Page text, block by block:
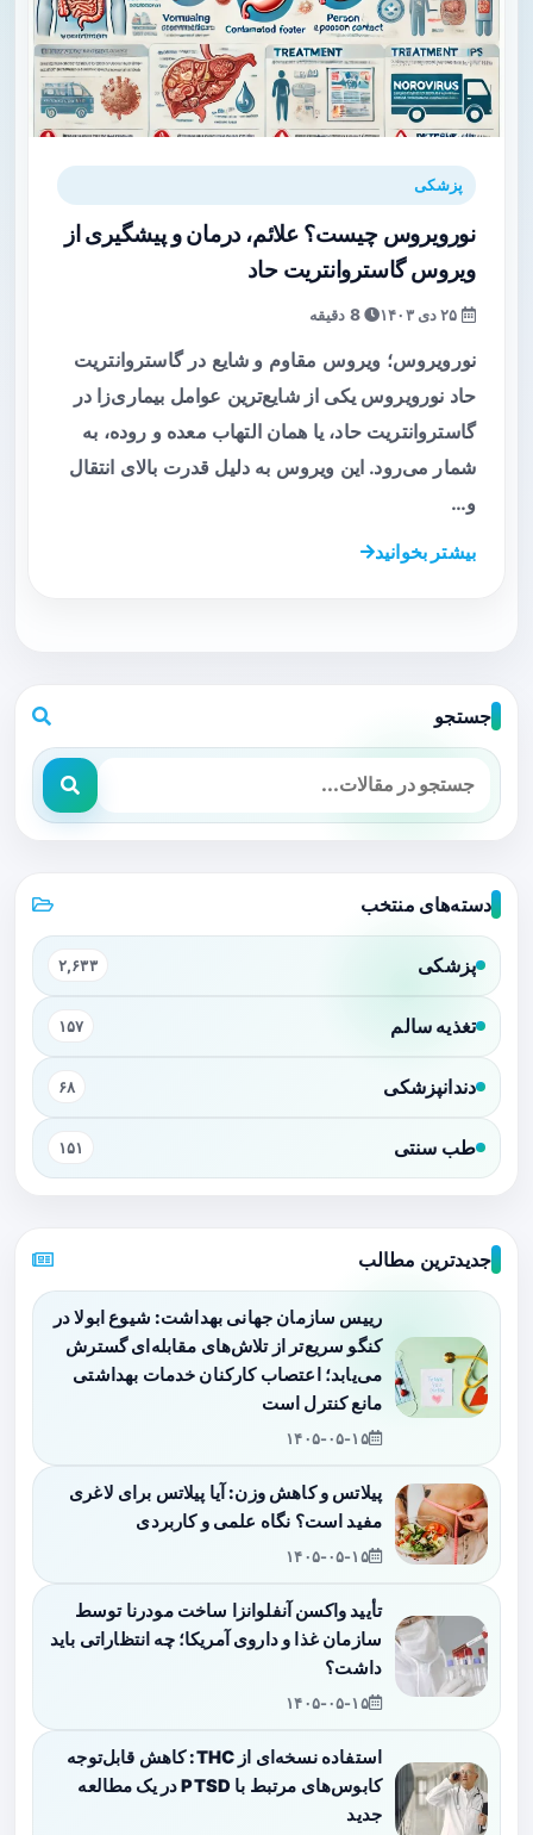
پزشکی
نورویروس چیست؟ علائم، درمان و پیشگیری از
ویروس گاستروانتریت حاد
8 دقیقه
نورویروس؛ ویروس مقاوم و شایع در گاستروانتریت
حاد نورویروس یکی از شایع‌ترین عوامل بیماری‌زا در
گاستروانتریت حاد، یا همان التهاب معده و روده، به
شمار می‌رود. این ویروس به دلیل قدرت بالای انتقال
و…
بیشتر بخوانید
جستجو
دسته‌های منتخب
پزشکی ۲,۶۳۳
تغذیه سالم ۱۵۷
دندانپزشکی ۶۸
طب سنتی ۱۵۱
جدیدترین مطالب
رییس سازمان جهانی بهداشت: شیوع ابولا در
کنگو سریع‌تر از تلاش‌های مقابله‌ای گسترش
می‌یابد؛ اعتصاب کارکنان خدمات بهداشتی
مانع کنترل است
۱۴۰۵-۰۵-۱۵
پیلاتس و کاهش وزن: آیا پیلاتس برای لاغری
مفید است؟ نگاه علمی و کاربردی
۱۴۰۵-۰۵-۱۵
تأیید واکسن آنفلوانزا ساخت مودرنا توسط
سازمان غذا و داروی آمریکا؛ چه انتظاراتی باید
داشت؟
۱۴۰۵-۰۵-۱۵
استفاده نسخه‌ای از THC: کاهش قابل‌توجه
کابوس‌های مرتبط با PTSD در یک مطالعه
جدید